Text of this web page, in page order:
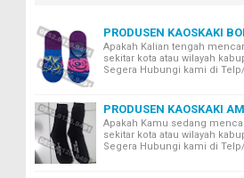
PRODUSEN KAOSKAKI
Apakah Kalian tengah
sekitar kota atau wilayah
Segera Hubungi kami di
PRODUSEN KAOSKAKI
Apakah Kamu sedang
sekitar kota atau wilayah
Segera Hubungi kami di